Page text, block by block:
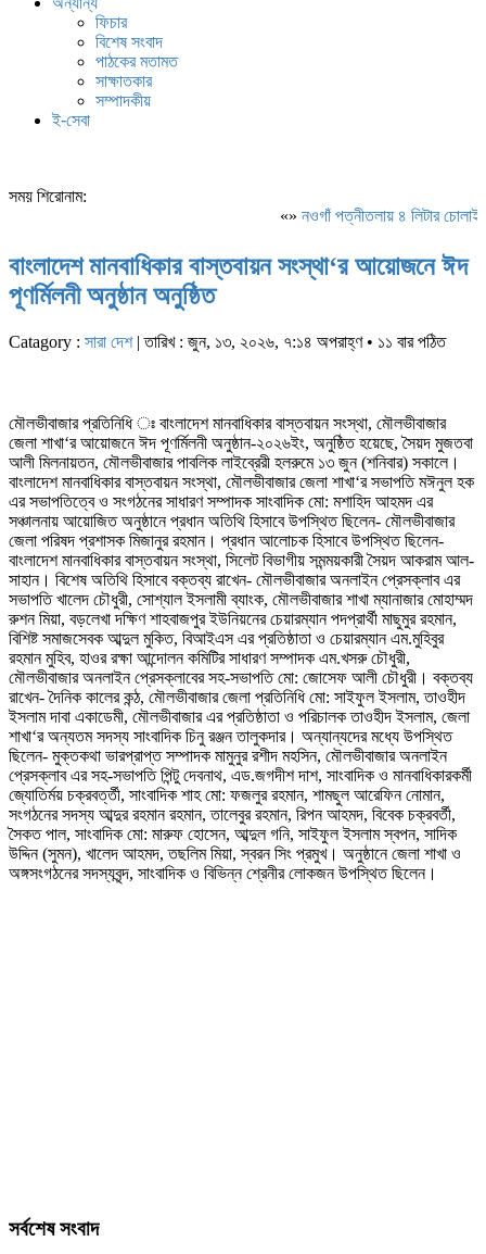
ফিচার
বিশেষ সংবাদ
পাঠকের মতামত
সাক্ষাতকার
সম্পাদকীয়
ই-সেবা
সময় শিরোনাম:
«»নওগাঁ পত্নীতলায় ৪ লিটার
বাংলাদেশ মানবাধিকার বাস্তবায়ন সংস্থা‘র আয়োজনে ঈদ
পূণর্মিলনী অনুষ্ঠান অনুষ্ঠিত
Catagory : সারা দেশ| তারিখ : জুন, ১৩, ২০২৬, ৭:১৪ অপরাহ্ণ • ১১ বার পঠিত
মৌলভীবাজার প্রতিনিধি ঃ বাংলাদেশ মানবাধিকার বাস্তবায়ন সংস্থা, মৌলভীবাজার
জেলা শাখা‘র আয়োজনে ঈদ পূণর্মিলনী অনুষ্ঠান-২০২৬ইং, অনুষ্ঠিত হয়েছে, সৈয়দ মুজতবা
আলী মিলনায়তন, মৌলভীবাজার পাবলিক লাইব্রেরী হলরুমে ১৩ জুন (শনিবার) সকালে।
বাংলাদেশ মানবাধিকার বাস্তবায়ন সংস্থা, মৌলভীবাজার জেলা শাখা‘র সভাপতি মঈনুল হক
এর সভাপতিত্বে ও সংগঠনের সাধারণ সম্পাদক সাংবাদিক মো: মশাহিদ আহমদ এর
সঞ্চালনায় আয়োজিত অনুষ্ঠানে প্রধান অতিথি হিসাবে উপস্থিত ছিলেন- মৌলভীবাজার
জেলা পরিষদ প্রশাসক মিজানুর রহমান। প্রধান আলোচক হিসাবে উপস্থিত ছিলেন-
বাংলাদেশ মানবাধিকার বাস্তবায়ন সংস্থা, সিলেট বিভাগীয় সমন্ময়কারী সৈয়দ আকরাম আল-
সাহান। বিশেষ অতিথি হিসাবে বক্তব্য রাখেন- মৌলভীবাজার অনলাইন প্রেসক্লাব এর
সভাপতি খালেদ চৌধুরী, সোশ্যাল ইসলামী ব্যাংক, মৌলভীবাজার শাখা ম্যানাজার মোহাম্মদ
রুশন মিয়া, বড়লেখা দক্ষিণ শাহবাজপুর ইউনিয়নের চেয়ারম্যান পদপ্রার্থী মাছুমুর রহমান,
বিশিষ্ট সমাজসেবক আব্দুল মুকিত, বিআইএস এর প্রতিষ্ঠাতা ও চেয়ারম্যান এম.মুহিবুর
রহমান মুহিব, হাওর রক্ষা আন্দোলন কমিটির সাধারণ সম্পাদক এম.খসরু চৌধুরী,
মৌলভীবাজার অনলাইন প্রেসক্লাবের সহ-সভাপতি মো: জোসেফ আলী চৌধুরী। বক্তব্য
রাখেন- দৈনিক কালের কন্ঠ, মৌলভীবাজার জেলা প্রতিনিধি মো: সাইফুল ইসলাম, তাওহীদ
ইসলাম দাবা একাডেমী, মৌলভীবাজার এর প্রতিষ্ঠাতা ও পরিচালক তাওহীদ ইসলাম, জেলা
শাখা‘র অন্যতম সদস্য সাংবাদিক চিনু রঞ্জন তালুকদার। অন্যান্যদের মধ্যে উপস্থিত
ছিলেন- মুক্তকথা ভারপ্রাপ্ত সম্পাদক মামুনুর রশীদ মহসিন, মৌলভীবাজার অনলাইন
প্রেসক্লাব এর সহ-সভাপতি পিন্টু দেবনাথ, এড.জগদীশ দাশ, সাংবাদিক ও মানবাধিকারকর্মী
জ্যোতির্ময় চক্রবর্ত্তী, সাংবাদিক শাহ মো: ফজলুর রহমান, শামছুল আরেফিন নোমান,
সংগঠনের সদস্য আব্দুর রহমান রহমান, তালেবুর রহমান, রিপন আহমদ, বিবেক চক্রবর্তী,
সৈকত পাল, সাংবাদিক মো: মারুফ হোসেন, আব্দুল গনি, সাইফুল ইসলাম স্বপন, সাদিক
উদ্দিন (সুমন), খালেদ আহমদ, তছলিম মিয়া, স্বরন সিং প্রমুখ। অনুষ্ঠানে জেলা শাখা ও
অঙ্গসংগঠনের সদস্যবৃন্দ, সাংবাদিক ও বিভিন্ন শ্রেনীর লোকজন উপস্থিত ছিলেন।
সর্বশেষ সংবাদ